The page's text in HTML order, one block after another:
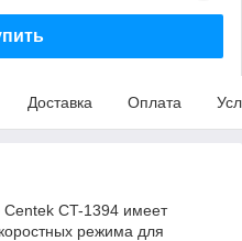
Доставка Оплата
CT-1394 имеет
режима для